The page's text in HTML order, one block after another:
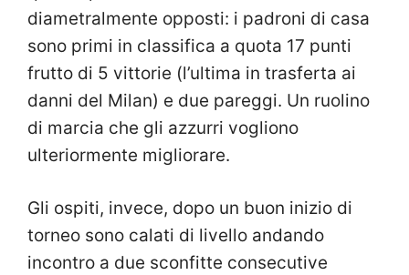
diametralmente opposti: i padroni di casa
sono primi in classifica a quota 17 punti
frutto di 5 vittorie (l’ultima in trasferta ai
danni del Milan) e due pareggi. Un ruolino
di marcia che gli azzurri vogliono
ulteriormente migliorare.
Gli ospiti, invece, dopo un buon inizio di
torneo sono calati di livello andando
incontro a due sconfitte consecutive